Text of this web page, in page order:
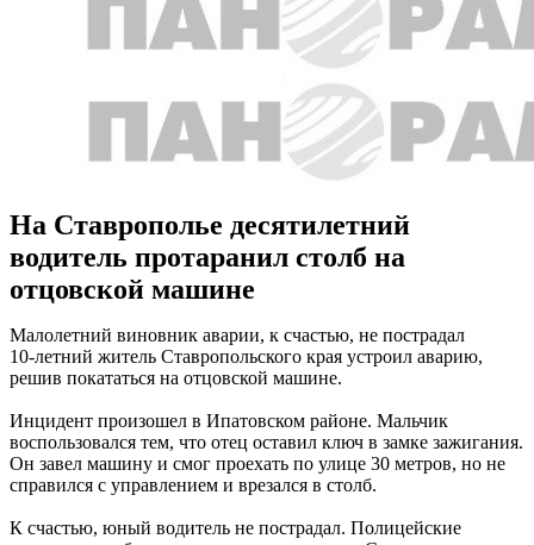
На Ставрополье десятилетний
водитель протаранил столб на
отцовской машине
Малолетний виновник аварии, к счастью, не пострадал
10-летний житель Ставропольского края устроил аварию,
решив покататься на отцовской машине.
Инцидент произошел в Ипатовском районе. Мальчик
воспользовался тем, что отец оставил ключ в замке зажигания.
Он завел машину и смог проехать по улице 30 метров, но не
справился с управлением и врезался в столб.
К счастью, юный водитель не пострадал. Полицейские